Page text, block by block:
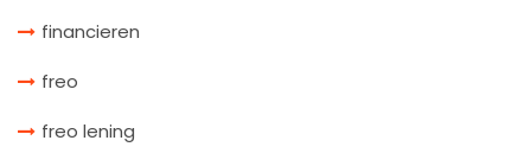
financieren
freo
freo lening